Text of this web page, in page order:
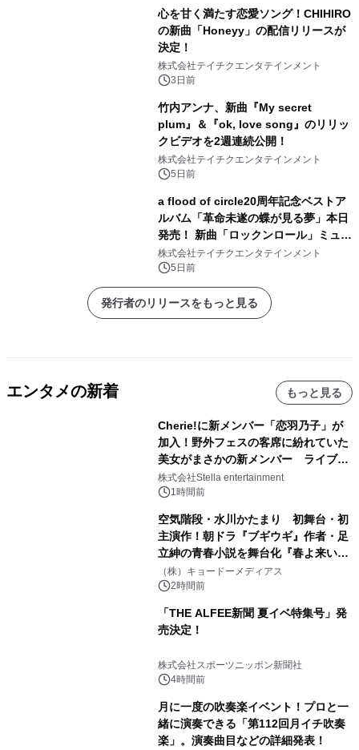
心を甘く満たす恋愛ソング！CHIHIRO
の新曲「Honeyy」の配信リリースが
決定！
株式会社テイチクエンタテインメント
3日前
竹内アンナ、新曲『My secret
plum』＆『ok, love song』のリリッ
クビデオを2週連続公開！
株式会社テイチクエンタテインメント
5日前
a flood of circle20周年記念ベストア
ルバム「革命未遂の蝶が見る夢」本日
発売！ 新曲「ロックンロール」ミュー
ジックビデオ公開
株式会社テイチクエンタテインメント
5日前
発行者のリリースをもっと見る
エンタメの新着 もっと見る
Cherie!に新メンバー「恋羽乃子」が
加入！野外フェスの客席に紛れていた
美女がまさかの新メンバー ライブ中
のサプライズ発表に会場騒然
株式会社Stella entertainment
1時間前
空気階段・水川かたまり 初舞台・初
主演作！朝ドラ『ブギウギ』作者・足
立紳の青春小説を舞台化『春よ来い、
マジで来い』キービジュアル解禁！
（株）キョードーメディアス
2時間前
「THE ALFEE新聞 夏イベ特集号」発
売決定！
株式会社スポーツニッポン新聞社
4時間前
月に一度の吹奏楽イベント！プロと一
緒に演奏できる「第112回月イチ吹奏
楽」。演奏曲目などの詳細発表！